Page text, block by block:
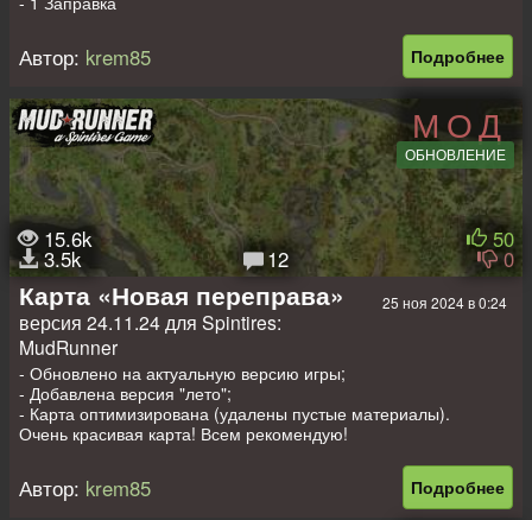
- 2 Лесопилки
- 2 Авто на старте (заменяемые)
Всем приятных покатушек!))
Подробнее
Автор: krem85
МОД
ОБНОВЛЕНИЕ
15.6k
3.5k 12
50
0
25 ноя 2024 в 0:24
Карта «Новая переправа»
версия 24.11.24 для Spintires:
MudRunner
- Обновлено на актуальную версию игры;
- Добавлена версия "лето";
- Карта оптимизирована (удалены пустые материалы).
Очень красивая карта! Всем рекомендую!
- 2 Гаража (1 закрыт)
Подробнее
Автор: krem85